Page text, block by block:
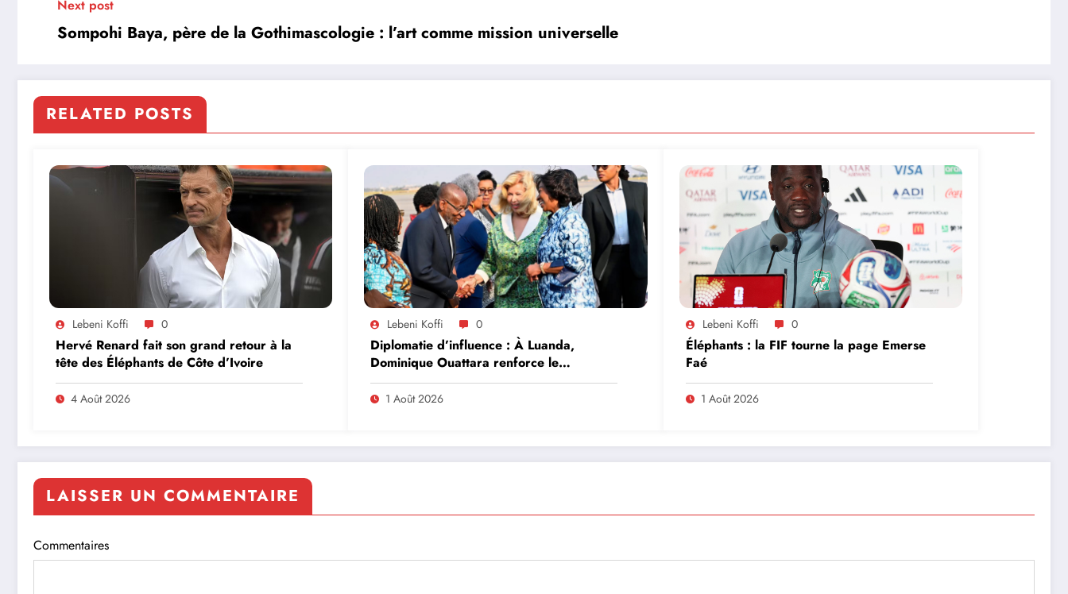
Next post
Sompohi Baya, père de la Gothimascologie : l’art comme mission universelle
RELATED POSTS
Lebeni Koffi 0
Hervé Renard fait son grand retour à la
tête des Éléphants de Côte d’Ivoire
4 Août 2026
Lebeni Koffi 0
Diplomatie d’influence : À Luanda,
Dominique Ouattara renforce le
leadership solidaire de la Côte d’Ivoire
en Afrique
1 Août 2026
Lebeni Koffi 0
Éléphants : la FIF tourne la page Emerse
Faé
1 Août 2026
LAISSER UN COMMENTAIRE
Commentaires